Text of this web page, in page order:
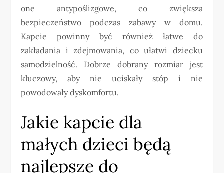
one antypoślizgowe, co zwiększa
bezpieczeństwo podczas zabawy w domu.
Kapcie powinny być również łatwe do
zakładania i zdejmowania, co ułatwi dziecku
samodzielność. Dobrze dobrany rozmiar jest
kluczowy, aby nie uciskały stóp i nie
powodowały dyskomfortu.
Jakie kapcie dla
małych dzieci będą
najlepsze do